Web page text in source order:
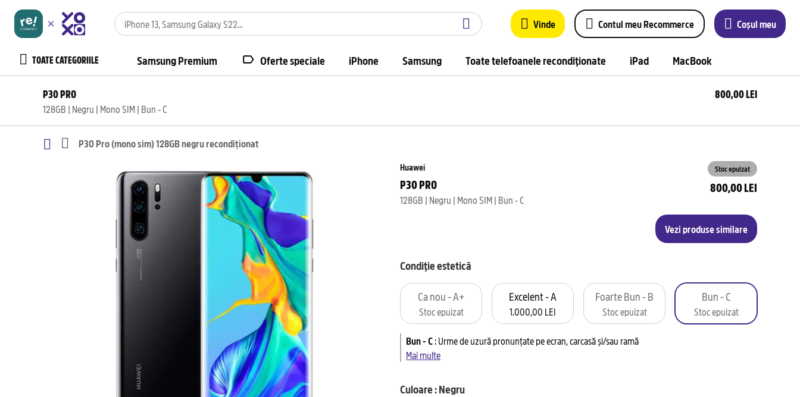
Vinde Contul meu Recommerce Coșul meu
TOATE CATEGORIILE Samsung Premium Oferte speciale iPhone Samsung Toate telefoanele recondiționate iPad MacBook
P30 PRO
128GB | Negru | Mono SIM | Bun - C
800,00 LEI
P30 Pro (mono sim) 128GB negru recondiționat
Huawei
P30 PRO
128GB | Negru | Mono SIM | Bun - C
Stoc epuizat
800,00 LEI
Vezi produse similare
Condiție estetică
Ca nou - A+
Stoc epuizat
Excelent - A
1.000,00 LEI
Foarte Bun - B
Stoc epuizat
Bun - C
Stoc epuizat
Bun - C:Urme de uzură pronunțate pe ecran, carcasă și/sau ramă
Mai multe
Culoare : Negru